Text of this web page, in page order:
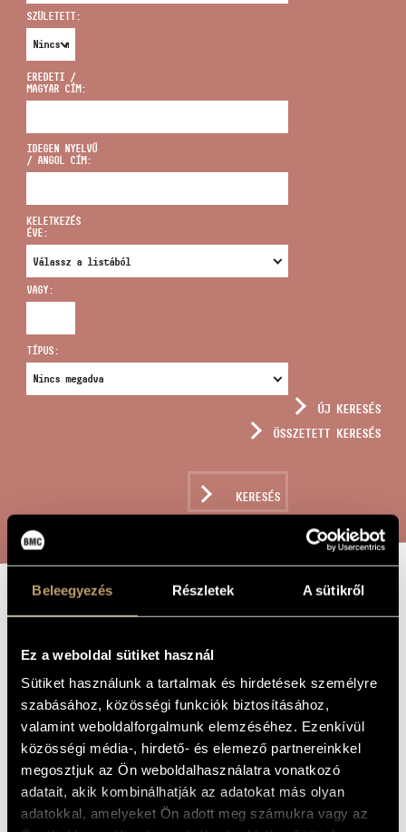
Beleegyezés Részletek A sütikről
Ez a weboldal sütiket használ
Sütiket használunk a tartalmak és hirdetések személyre
szabásához, közösségi funkciók biztosításához,
valamint weboldalforgalmunk elemzéséhez. Ezenkívül
közösségi média-, hirdető- és elemező partnereinkkel
megosztjuk az Ön weboldalhasználatra vonatkozó
adatait, akik kombinálhatják az adatokat más olyan
adatokkal, amelyeket Ön adott meg számukra vagy az
CÍM
infokozpont@bmc.hu
TELEFON
NYITVA TARTÁS
SZÜLETETT:
EREDETI /
MAGYAR CÍM:
IDEGEN NYELVŰ
/ ANGOL CÍM:
KELETKEZÉS
ÉVE:
VAGY:
TÍPUS:
ÚJ KERESÉS
ÖSSZETETT KERESÉS
KERESÉS
A MŰ CÍME A NEGYEDIK ÚT
EREDETI /
MAGYAR CÍM
A negyedik út
IDEGEN
NYELVŰ /
ANGOL CÍM
The Fourth Way
ALCÍM Dalok tenorhangra és zongorára Plugor Magor verseire
A MŰ
2013